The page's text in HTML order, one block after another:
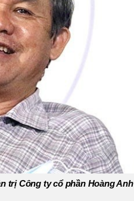
trị Công ty cổ phần Hoàng Anh